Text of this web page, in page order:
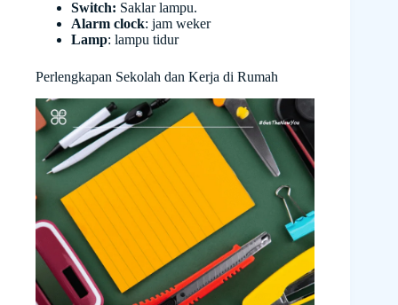
Switch: Saklar lampu.
Alarm clock: jam weker
Lamp: lampu tidur
Perlengkapan Sekolah dan Kerja di Rumah